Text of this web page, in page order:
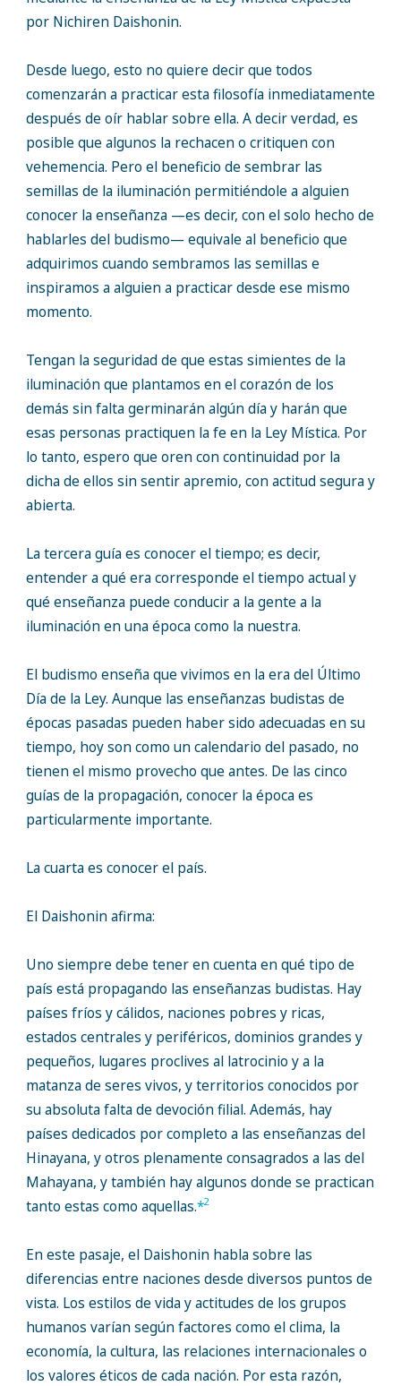
por Nichiren Daishonin.
Desde luego, esto no quiere decir que todos
comenzarán a practicar esta filosofía inmediatamente
después de oír hablar sobre ella. A decir verdad, es
posible que algunos la rechacen o critiquen con
vehemencia. Pero el beneficio de sembrar las
semillas de la iluminación permitiéndole a alguien
conocer la enseñanza —es decir, con el solo hecho de
hablarles del budismo— equivale al beneficio que
adquirimos cuando sembramos las semillas e
inspiramos a alguien a practicar desde ese mismo
momento.
Tengan la seguridad de que estas simientes de la
iluminación que plantamos en el corazón de los
demás sin falta germinarán algún día y harán que
esas personas practiquen la fe en la Ley Mística. Por
lo tanto, espero que oren con continuidad por la
dicha de ellos sin sentir apremio, con actitud segura y
abierta.
La tercera guía es conocer el tiempo; es decir,
entender a qué era corresponde el tiempo actual y
qué enseñanza puede conducir a la gente a la
iluminación en una época como la nuestra.
El budismo enseña que vivimos en la era del Último
Día de la Ley. Aunque las enseñanzas budistas de
épocas pasadas pueden haber sido adecuadas en su
tiempo, hoy son como un calendario del pasado, no
tienen el mismo provecho que antes. De las cinco
guías de la propagación, conocer la época es
particularmente importante.
La cuarta es conocer el país.
El Daishonin afirma:
Uno siempre debe tener en cuenta en qué tipo de
país está propagando las enseñanzas budistas. Hay
países fríos y cálidos, naciones pobres y ricas,
estados centrales y periféricos, dominios grandes y
pequeños, lugares proclives al latrocinio y a la
matanza de seres vivos, y territorios conocidos por
su absoluta falta de devoción filial. Además, hay
países dedicados por completo a las enseñanzas del
Hinayana, y otros plenamente consagrados a las del
Mahayana, y también hay algunos donde se practican
tanto estas como aquellas.*2
En este pasaje, el Daishonin habla sobre las
diferencias entre naciones desde diversos puntos de
vista. Los estilos de vida y actitudes de los grupos
humanos varían según factores como el clima, la
economía, la cultura, las relaciones internacionales o
los valores éticos de cada nación. Por esta razón,